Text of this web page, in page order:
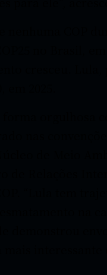
COP
no Brasil, em
cresceu. Lula,
2025.
orgulhosa
nas
Relações
“Lula tem
na
demonstrou
interessante